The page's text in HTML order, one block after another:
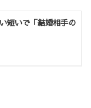
短いで「結婚相手の